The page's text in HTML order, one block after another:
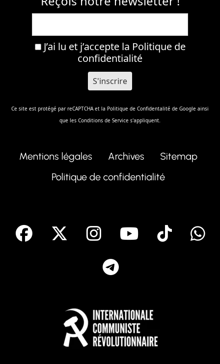
J’ai lu et j’accepte la Politique de
confidentialité
Ce site est protégé par reCAPTCHA et la Politique de Confidentalité de Google ainsi
que les Conditions de Service s'appliquent.
Mentions légales Archives
Sitemap
Politique de confidentialité
facebook Instagram
Youtube
Tik